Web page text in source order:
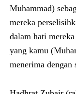
Muhammad)
mereka
dalam hati
yang kamu
menerima dengan